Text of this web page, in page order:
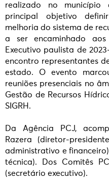
realizado no
principal objetivo
melhoria do sistema de
a ser encaminhado
Executivo paulista de
encontro representantes
estado. O evento
reuniões presenciais no
Gestão de Recursos
SIGRH.
Da Agência PCJ,
Razera (diretor-
administrativo e
técnica). Dos Comitês
(secretário executivo).